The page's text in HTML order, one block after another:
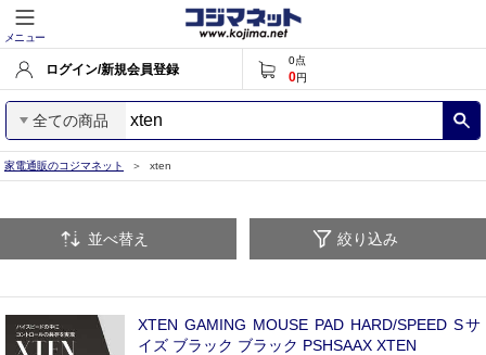
メニュー
ログイン/新規会員登録
0点
0円
全ての商品
家電通販のコジマネット xten
並べ替え 絞り込み
XTEN GAMING MOUSE PAD HARD/SPEED Sサ
イズ ブラック ブラック PSHSAAX XTEN